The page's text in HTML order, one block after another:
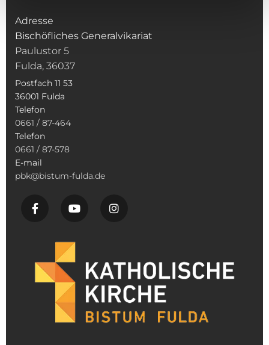
Adresse
Bischöfliches Generalvikariat
Paulustor 5
Fulda, 36037
Postfach 11 53
36001 Fulda
Telefon
0661 / 87-464
Telefon
0661 / 87-578
E-mail
pbk@bistum-fulda.de